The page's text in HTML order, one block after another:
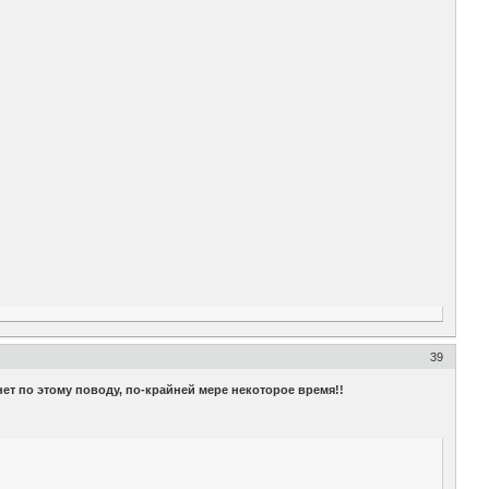
39
по этому поводу, по-крайней мере некоторое время!!